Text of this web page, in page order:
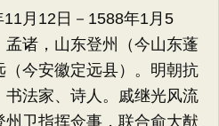
月12日－1588年1月5
孟诸，山东登州（今山东蓬
今安徽定远县）。明朝抗
法家、诗人。戚继光风流
卫指挥佥事，联合俞大猷